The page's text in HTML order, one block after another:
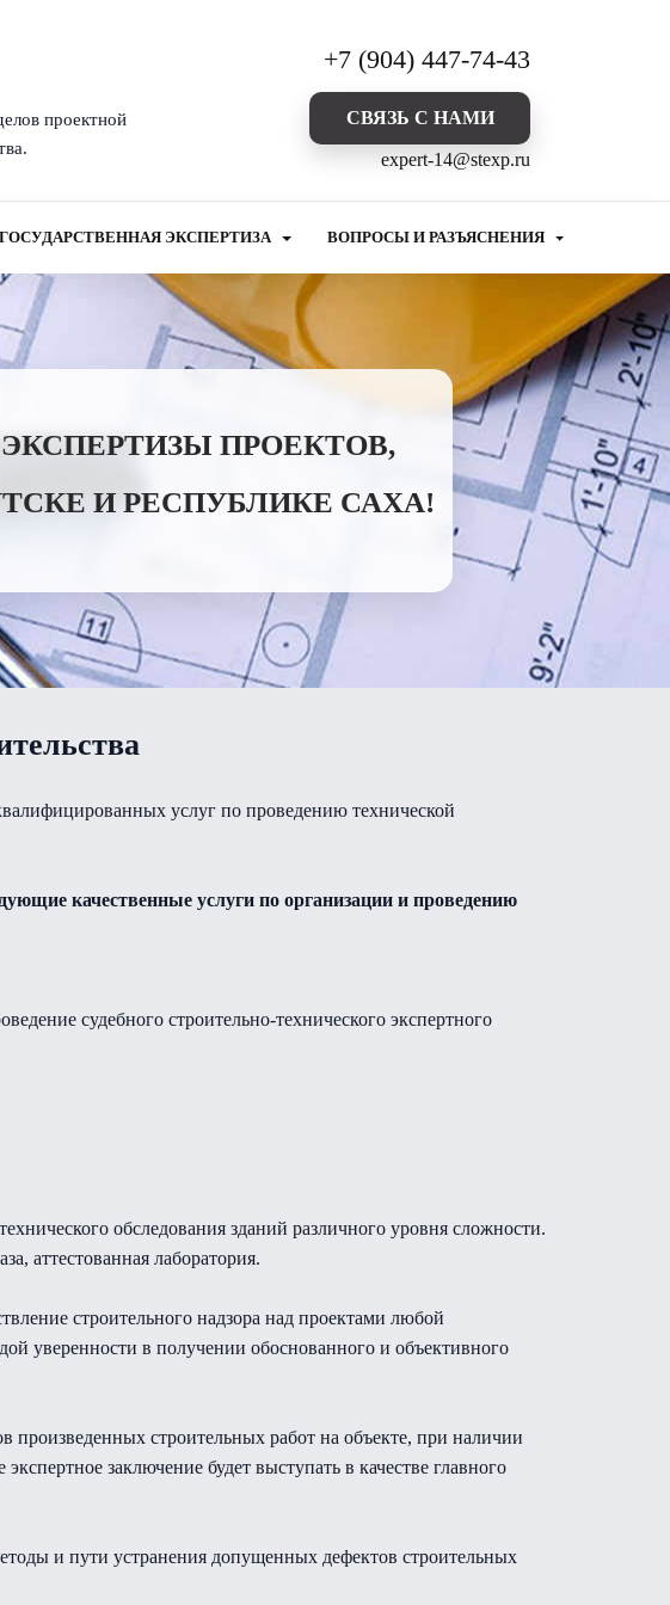
проектной
+7 (904) 447-74-43
CВЯЗЬ С НАМИ
expert-14@stexp.ru
ЭКСПЕРТИЗА ВОПРОСЫ И РАЗЪЯСНЕНИЯ
ПРОЕКТОВ,
И РЕСПУБЛИКЕ САХА!
услуг по проведению технической
качественные услуги по организации и проведению
судебного строительно-технического экспертного
обследования зданий различного уровня сложности.
аттестованная лаборатория.
строительного надзора над проектами любой
уверенности в получении обоснованного и объективного
строительных работ на объекте, при наличии
заключение будет выступать в качестве главного
и пути устранения допущенных дефектов строительных